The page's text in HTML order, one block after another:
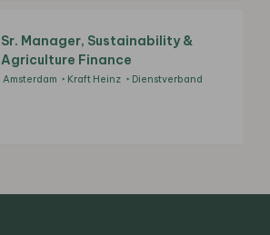
Sr. Manager, Sustainability &
Agriculture Finance
Amsterdam Kraft Heinz Dienstverband